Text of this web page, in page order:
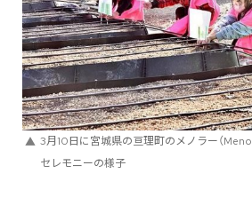
3月10日に宮城県の亘理町のメノラー（
セレモニーの様子